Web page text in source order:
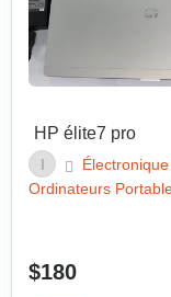
HP élite7 pro
I Électronique
Ordinateurs
$180